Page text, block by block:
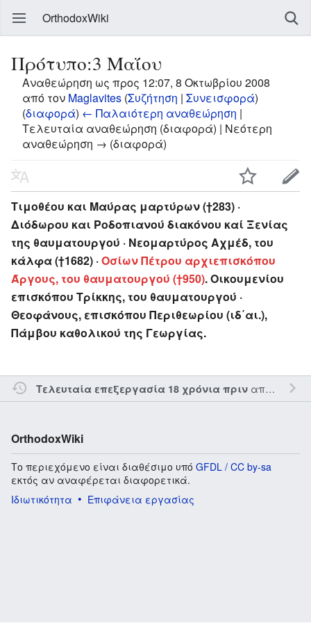
OrthodoxWiki
Πρότυπο:3 Μαΐου
Αναθεώρηση ως προς 12:07, 8 Οκτωβρίου 2008
από τον Maglavites (Συζήτηση | Συνεισφορά)
(διαφορά) ← Παλαιότερη αναθεώρηση |
Τελευταία αναθεώρηση (διαφορά) | Νεότερη
αναθεώρηση → (διαφορά)
Τιμοθέου και Μαύρας μαρτύρων (†283) ·
Διόδωρου και Ροδοπιανού διακόνου καί Ξενίας
της θαυματουργού · Νεομαρτύρος Αχμέδ, του
κάλφα (†1682) ·Οσίων Πέτρου αρχιεπισκόπου
Άργους, του θαυματουργού (†950). Οικουμενίου
επισκόπου Τρίκκης, του θαυματουργού ·
Θεοφάνους, επισκόπου Περιθεωρίου (ιδ΄αι.),
Πάμβου καθολικού της Γεωργίας.
Τελευταία επεξεργασία 18 χρόνια πριναπό τον την
OrthodoxWiki
Το περιεχόμενο είναι διαθέσιμο υπό GFDL / CC by-sa
εκτός αν αναφέρεται διαφορετικά.
Ιδιωτικότητα
Επιφάνεια εργασίας